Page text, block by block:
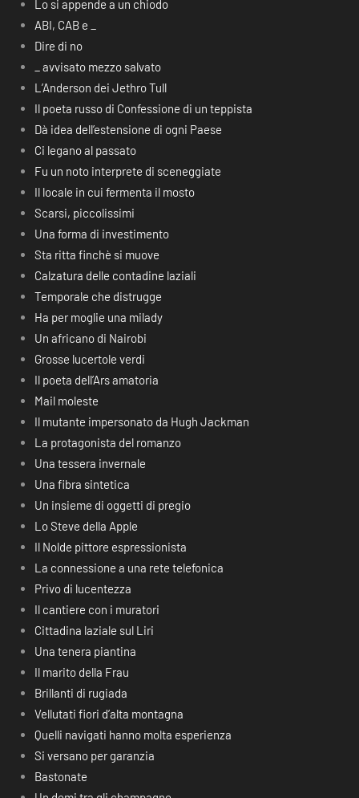
Lo si appende a un chiodo
ABI, CAB e _
Dire di no
_ avvisato mezzo salvato
L’Anderson dei Jethro Tull
Il poeta russo di Confessione di un teppista
Dà idea dell’estensione di ogni Paese
Ci legano al passato
Fu un noto interprete di sceneggiate
Il locale in cui fermenta il mosto
Scarsi, piccolissimi
Una forma di investimento
Sta ritta finchè si muove
Calzatura delle contadine laziali
Temporale che distrugge
Ha per moglie una milady
Un africano di Nairobi
Grosse lucertole verdi
Il poeta dell’Ars amatoria
Mail moleste
Il mutante impersonato da Hugh Jackman
La protagonista del romanzo
Una tessera invernale
Una fibra sintetica
Un insieme di oggetti di pregio
Lo Steve della Apple
Il Nolde pittore espressionista
La connessione a una rete telefonica
Privo di lucentezza
Il cantiere con i muratori
Cittadina laziale sul Liri
Una tenera piantina
Il marito della Frau
Brillanti di rugiada
Vellutati fiori d’alta montagna
Quelli navigati hanno molta esperienza
Si versano per garanzia
Bastonate